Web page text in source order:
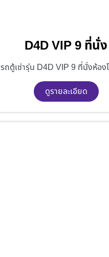
D4D VIP 9 ที่นั่ง
รถตู้เช่ารุ่น D4D VIP 9 ที่นั่งห้อง
ดูรายละเอียด